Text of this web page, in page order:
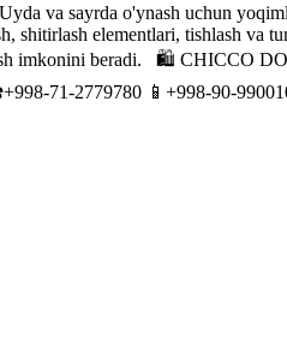
va sayrda o'ynash uchun
shitirlash elementlari, tishlash
imkonini beradi. 🛍
71-2779780 📱+998-90-